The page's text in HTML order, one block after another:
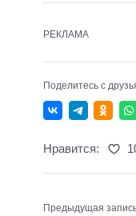
РЕКЛАМА
Поделитесь с
Нравится:
Предыдущая